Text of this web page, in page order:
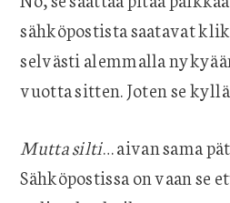
sähköpostista saatavat
selvästi alemmalla
vuotta sitten. Joten se
Mutta silti… aivan sama
Sähköpostissa on vaan se